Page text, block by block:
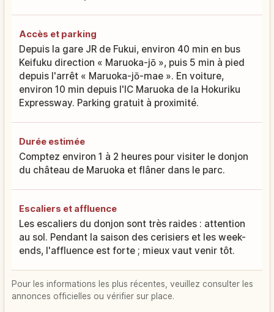
Accès et parking
Depuis la gare JR de Fukui, environ 40 min en bus
Keifuku direction « Maruoka-jō », puis 5 min à pied
depuis l'arrêt « Maruoka-jō-mae ». En voiture,
environ 10 min depuis l'IC Maruoka de la Hokuriku
Expressway. Parking gratuit à proximité.
Durée estimée
Comptez environ 1 à 2 heures pour visiter le donjon
du château de Maruoka et flâner dans le parc.
Escaliers et affluence
Les escaliers du donjon sont très raides : attention
au sol. Pendant la saison des cerisiers et les week-
ends, l'affluence est forte ; mieux vaut venir tôt.
Pour les informations les plus récentes, veuillez consulter les
annonces officielles ou vérifier sur place.